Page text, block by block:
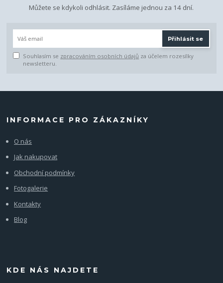
Můžete se kdykoli odhlásit. Zasíláme jednou za 14 dní.
Přihlásit se
Souhlasím se zpracováním osobních údajů za účelem rozesílky
newsletteru.
INFORMACE PRO ZÁKAZNÍKY
O nás
Jak nakupovat
Obchodní podmínky
Fotogalerie
Kontakty
Blog
KDE NÁS NAJDETE